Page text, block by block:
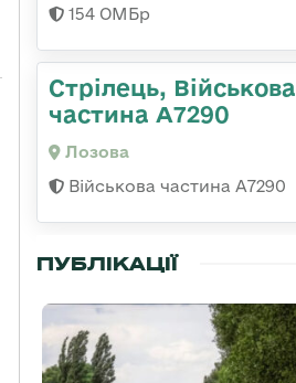
154 ОМБр
Стрілець, Військова
частина А7290
Лозова
Військова частина А7290
ПУБЛІКАЦІЇ